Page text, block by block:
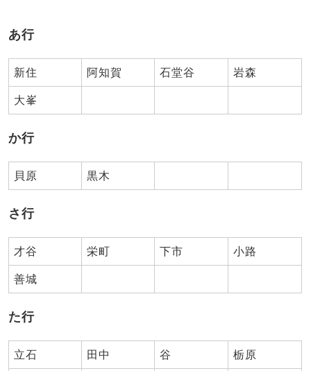
あ行
新住 阿知賀 石堂谷 岩森
大峯
か行
貝原 黒木
さ行
才谷 栄町 下市 小路
善城
た行
立石 田中 谷 栃原